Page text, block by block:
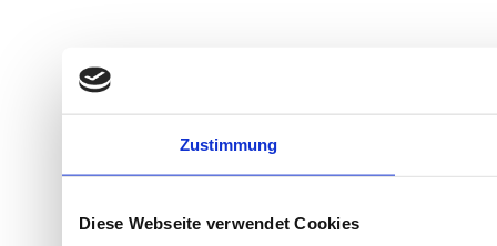
Zustimmung
Diese Webseite verwendet Cookies